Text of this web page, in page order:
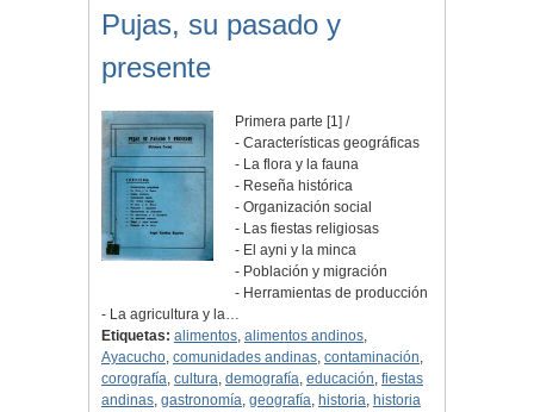
Pujas, su pasado y
presente
Primera parte [1] /
- Características geográficas
- La flora y la fauna
- Reseña histórica
- Organización social
- Las fiestas religiosas
- El ayni y la minca
- Población y migración
- Herramientas de producción
- La agricultura y la…
Etiquetas: alimentos, alimentos andinos,
Ayacucho, comunidades andinas, contaminación,
corografía, cultura, demografía, educación, fiestas
andinas, gastronomía, geografía, historia, historia